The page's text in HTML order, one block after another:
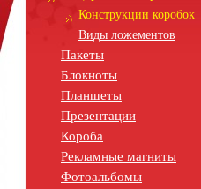
Конструкции коробок
Виды ложементов
Пакеты
Блокноты
Планшеты
Презентации
Короба
Рекламные магниты
Фотоальбомы